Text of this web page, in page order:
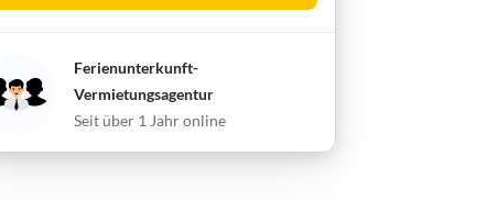
Ferienunterkunft-
Vermietungsagentur
Seit über 1 Jahr online